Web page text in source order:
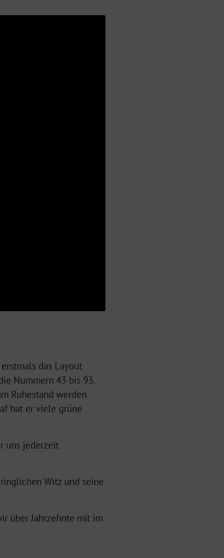
das Layout
Nummern 43 bis 93.
Ruhestand werden
hat er viele grüne
uns jederzeit
Witz und seine
über Jahrzehnte mit im